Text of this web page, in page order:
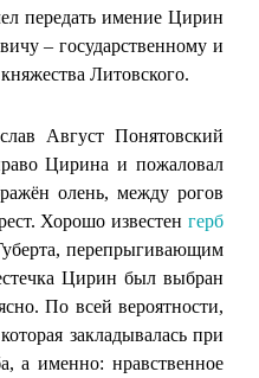
передать имение Цирин
– государственному и
Литовского.
Август Понятовский
Цирина и пожаловал
олень, между рогов
Хорошо известен герб
перепрыгивающим
Цирин был выбран
По всей вероятности,
закладывалась при
а именно: нравственное